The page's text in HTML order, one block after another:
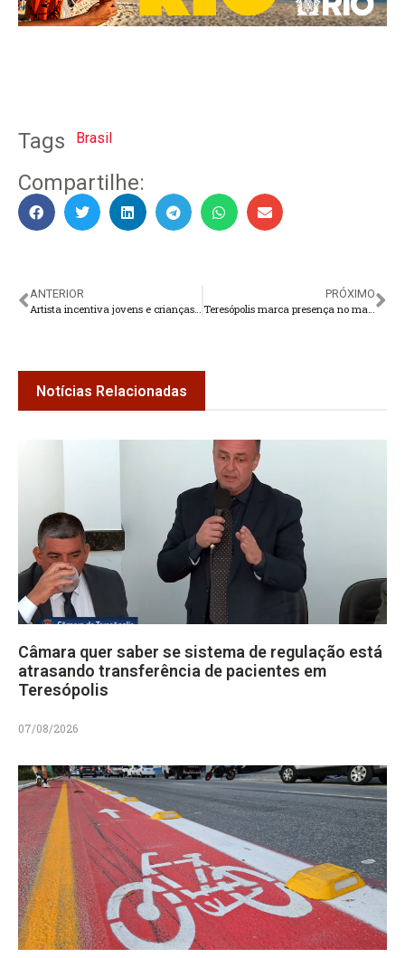
Tags Brasil
Compartilhe:
ANTERIOR
PRÓXIMO
Notícias Relacionadas
Câmara quer saber se sistema de regulação está
atrasando transferência de pacientes em
Teresópolis
07/08/2026